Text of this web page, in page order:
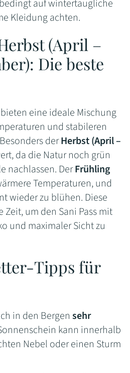
auf wintertaugliche
Kleidung achten.
(April –
Die beste
eine ideale Mischung
und stabileren
derHerbst (April –
da die Natur noch grün
nachlassen. DerFrühling
Temperaturen, und
wieder zu blühen. Diese
Zeit, um den Sani Pass mit
und maximaler Sicht zu
Tipps für
in den Bergen sehr
kann innerhalb
Nebel oder einen Sturm